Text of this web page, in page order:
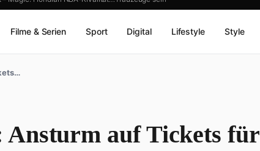
Filme & Serien Sport Digital Lifestyle Style
Ansturm auf Tickets für